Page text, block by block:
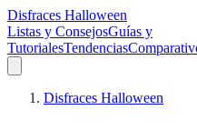
Disfraces Halloween
Listas y ConsejosGuías y
TutorialesTendencias
Disfraces Halloween